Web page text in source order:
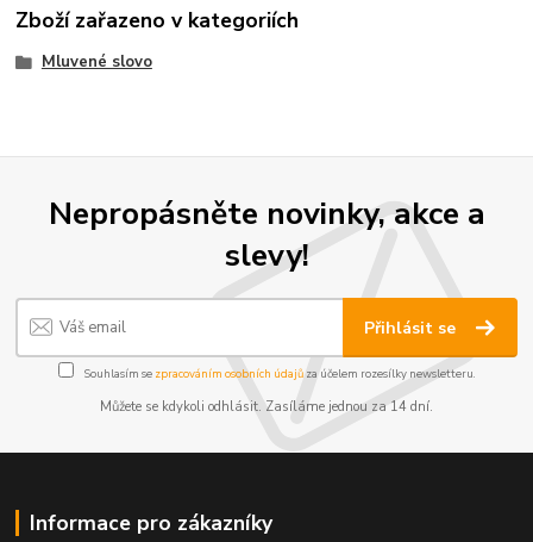
Zboží zařazeno v kategoriích
Mluvené slovo
Nepropásněte novinky, akce a
slevy!
Přihlásit se
Souhlasím se zpracováním osobních údajůza účelem rozesílky newsletteru.
Můžete se kdykoli odhlásit. Zasíláme jednou za 14 dní.
Informace pro zákazníky